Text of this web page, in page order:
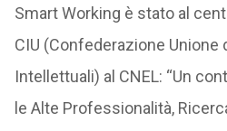
Smart Working è stato al
CIU (Confederazione
Intellettuali) al CNEL: “Un
le Alte Professionalità,